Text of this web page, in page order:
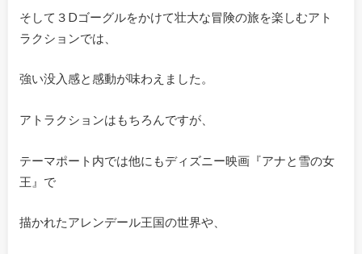
そして３Dゴーグルをかけて壮大な冒険の旅を楽しむアト
ラクションでは、
強い没入感と感動が味わえました。
アトラクションはもちろんですが、
テーマポート内では他にもディズニー映画『アナと雪の女
王』で
描かれたアレンデール王国の世界や、